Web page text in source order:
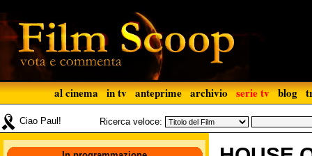
al cinema in tv anteprime archivio serie tv blog
Ciao Paul! Ricerca veloce: